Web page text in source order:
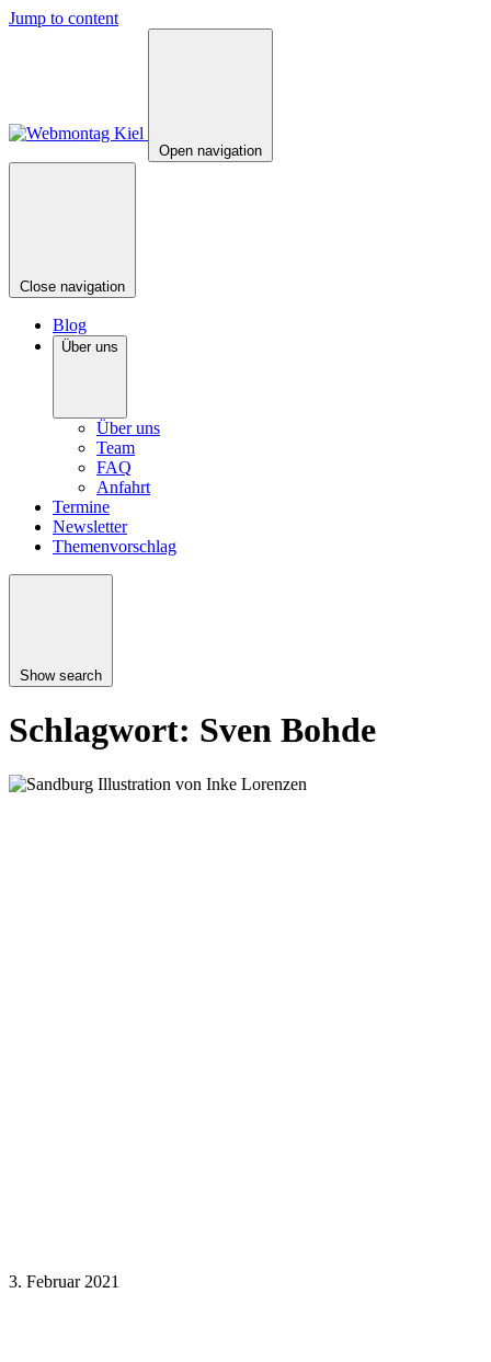
Jump to content
Open navigation
Close navigation
Blog
Über uns
Über uns
Team
FAQ
Anfahrt
Termine
Newsletter
Themenvorschlag
Show search
Schlagwort: Sven Bohde
3. Februar 2021